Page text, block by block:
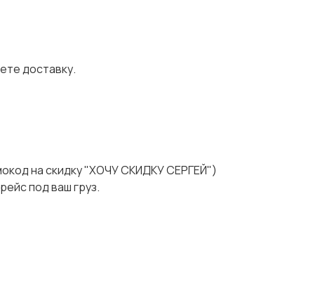
доставку.
на скидку "ХОЧУ СКИДКУ СЕРГЕЙ")
под ваш груз.